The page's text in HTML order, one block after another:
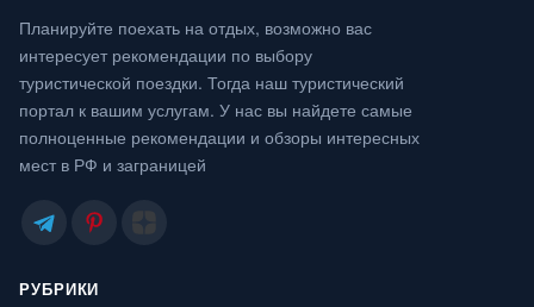
Планируйте поехать на отдых, возможно вас
интересует рекомендации по выбору
туристической поездки. Тогда наш туристический
портал к вашим услугам. У нас вы найдете самые
полноценные рекомендации и обзоры интересных
мест в РФ и заграницей
РУБРИКИ